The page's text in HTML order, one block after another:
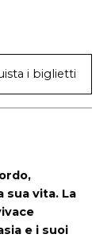
sua vita. La
e i suoi
i biglietti